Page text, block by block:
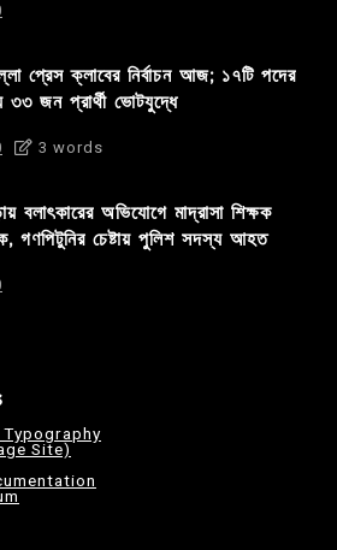
প্রেস ক্লাবের নির্বাচন আজ; ১৭টি পদের
জন প্রার্থী ভোটযুদ্ধে
3 words
বলাৎকারের অভিযোগে মাদ্রাসা শিক্ষক
গণপিটুনির চেষ্টায় পুলিশ সদস্য আহত
Site)